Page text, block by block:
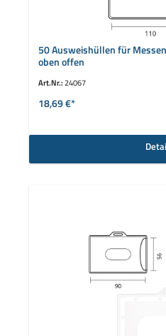
50 Ausweishüllen für
oben offen
Art.Nr.:24067
18,69 €*